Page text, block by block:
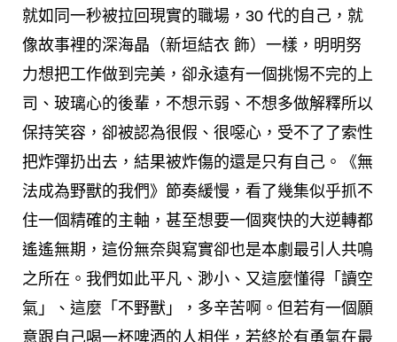
就如同一秒被拉回現實的職場，30 代的自己，就
像故事裡的深海晶（新垣結衣 飾）一樣，明明努
力想把工作做到完美，卻永遠有一個挑惕不完的上
司、玻璃心的後輩，不想示弱、不想多做解釋所以
保持笑容，卻被認為很假、很噁心，受不了了索性
把炸彈扔出去，結果被炸傷的還是只有自己。《無
法成為野獸的我們》節奏緩慢，看了幾集似乎抓不
住一個精確的主軸，甚至想要一個爽快的大逆轉都
遙遙無期，這份無奈與寫實卻也是本劇最引人共鳴
之所在。我們如此平凡、渺小、又這麼懂得「讀空
氣」、這麼「不野獸」，多辛苦啊。但若有一個願
意跟自己喝一杯啤酒的人相伴，若終於有勇氣在最